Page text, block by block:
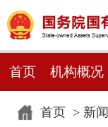
首页 机构概况
首页> 新